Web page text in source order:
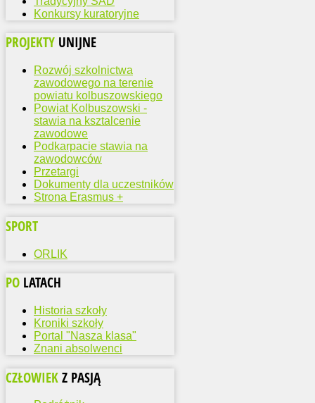
Konkursy kuratoryjne
PROJEKTY UNIJNE
Rozwój szkolnictwa
zawodowego na terenie
powiatu kolbuszowskiego
Powiat Kolbuszowski -
stawia na ksztalcenie
zawodowe
Podkarpacie stawia na
zawodowców
Przetargi
Dokumenty dla uczestników
Strona Erasmus +
SPORT
ORLIK
PO LATACH
Historia szkoły
Kroniki szkoły
Portal "Nasza klasa"
Znani absolwenci
CZŁOWIEK Z PASJĄ